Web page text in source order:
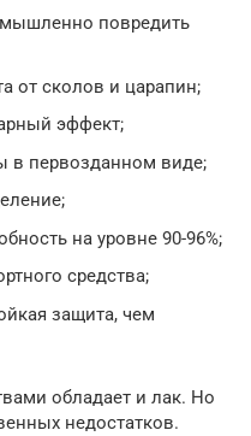
повредить
от сколов и царапин;
эффект;
в первозданном виде;
на уровне 90-96%;
средства;
защита, чем
обладает и лак. Но
недостатков.